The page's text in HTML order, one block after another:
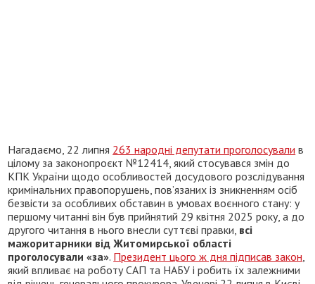
Нагадаємо, 22 липня 263 народні депутати проголосували в
цілому за законопроєкт №12414, який стосувався змін до
КПК України щодо особливостей досудового розслідування
кримінальних правопорушень, пов’язаних із зникненням осіб
безвісти за особливих обставин в умовах воєнного стану: у
першому читанні він був прийнятий 29 квітня 2025 року, а до
другого читання в нього внесли суттєві правки, всі
мажоритарники від Житомирської області
проголосували «за». Президент цього ж дня підписав закон
який впливає на роботу САП та НАБУ і робить їх залежними